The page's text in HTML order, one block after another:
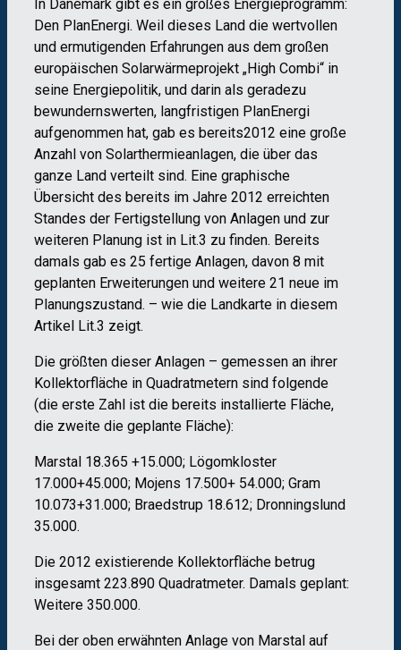
In Dänemark gibt es ein großes Energieprogramm:
Den PlanEnergi. Weil dieses Land die wertvollen
und ermutigenden Erfahrungen aus dem großen
europäischen Solarwärmeprojekt „High Combi“ in
seine Energiepolitik, und darin als geradezu
bewundernswerten, langfristigen PlanEnergi
aufgenommen hat, gab es bereits2012 eine große
Anzahl von Solarthermieanlagen, die über das
ganze Land verteilt sind. Eine graphische
Übersicht des bereits im Jahre 2012 erreichten
Standes der Fertigstellung von Anlagen und zur
weiteren Planung ist in Lit.3 zu finden. Bereits
damals gab es 25 fertige Anlagen, davon 8 mit
geplanten Erweiterungen und weitere 21 neue im
Planungszustand. – wie die Landkarte in diesem
Artikel Lit.3 zeigt.
Die größten dieser Anlagen – gemessen an ihrer
Kollektorfläche in Quadratmetern sind folgende
(die erste Zahl ist die bereits installierte Fläche,
die zweite die geplante Fläche):
Marstal 18.365 +15.000; Lögomkloster
17.000+45.000; Mojens 17.500+ 54.000; Gram
10.073+31.000; Braedstrup 18.612; Dronningslund
35.000.
Die 2012 existierende Kollektorfläche betrug
insgesamt 223.890 Quadratmeter. Damals geplant:
Weitere 350.000.
Bei der oben erwähnten Anlage von Marstal auf